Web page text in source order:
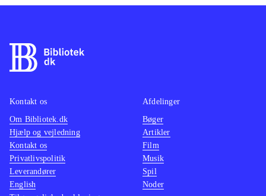
Kontakt os
Om Bibliotek.dk
Hjælp og vejledning
Kontakt os
Privatlivspolitik
Leverandører
English
Afdelinger
Bøger
Artikler
Film
Musik
Spil
Noder